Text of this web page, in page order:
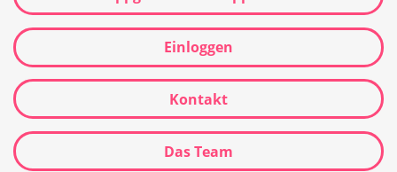
Einloggen
Kontakt
Das Team